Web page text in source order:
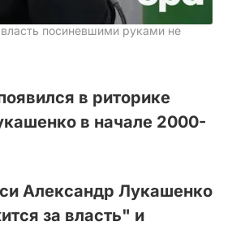
посиневшими руками не
в риторике
в начале 2000-
Александр Лукашенко
за власть" и